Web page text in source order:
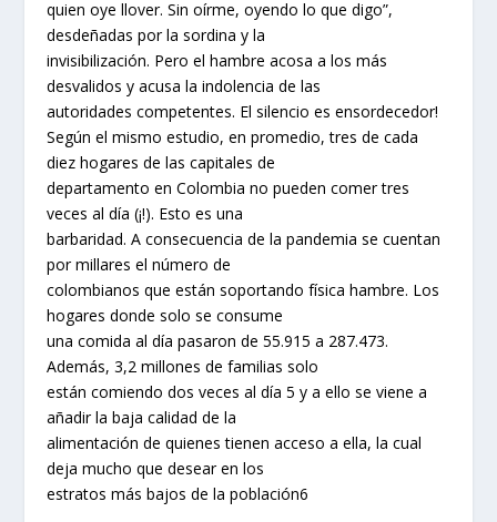
quien oye llover. Sin oírme, oyendo lo que digo”,
desdeñadas por la sordina y la
invisibilización. Pero el hambre acosa a los más
desvalidos y acusa la indolencia de las
autoridades competentes. El silencio es ensordecedor!
Según el mismo estudio, en promedio, tres de cada
diez hogares de las capitales de
departamento en Colombia no pueden comer tres
veces al día (¡!). Esto es una
barbaridad. A consecuencia de la pandemia se cuentan
por millares el número de
colombianos que están soportando física hambre. Los
hogares donde solo se consume
una comida al día pasaron de 55.915 a 287.473.
Además, 3,2 millones de familias solo
están comiendo dos veces al día 5 y a ello se viene a
añadir la baja calidad de la
alimentación de quienes tienen acceso a ella, la cual
deja mucho que desear en los
estratos más bajos de la población6